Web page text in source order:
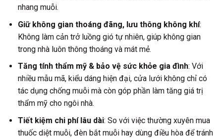
nhang muỗi.
Giữ không gian thoáng đãng, lưu thông không khí:
Không làm cản trở luồng gió tự nhiên, giúp không gian
trong nhà luôn thông thoáng và mát mẻ.
Tăng tính thẩm mỹ & bảo vệ sức khỏe gia đình: Với
nhiều mẫu mã, kiểu dáng hiện đại, cửa lưới không chỉ có
tác dụng chống muỗi mà còn góp phần làm tăng giá trị
thẩm mỹ cho ngôi nhà.
Tiết kiệm chi phí lâu dài: So với việc thường xuyên mua
thuốc diệt muỗi, đèn bắt muỗi hay dùng điều hòa để tránh